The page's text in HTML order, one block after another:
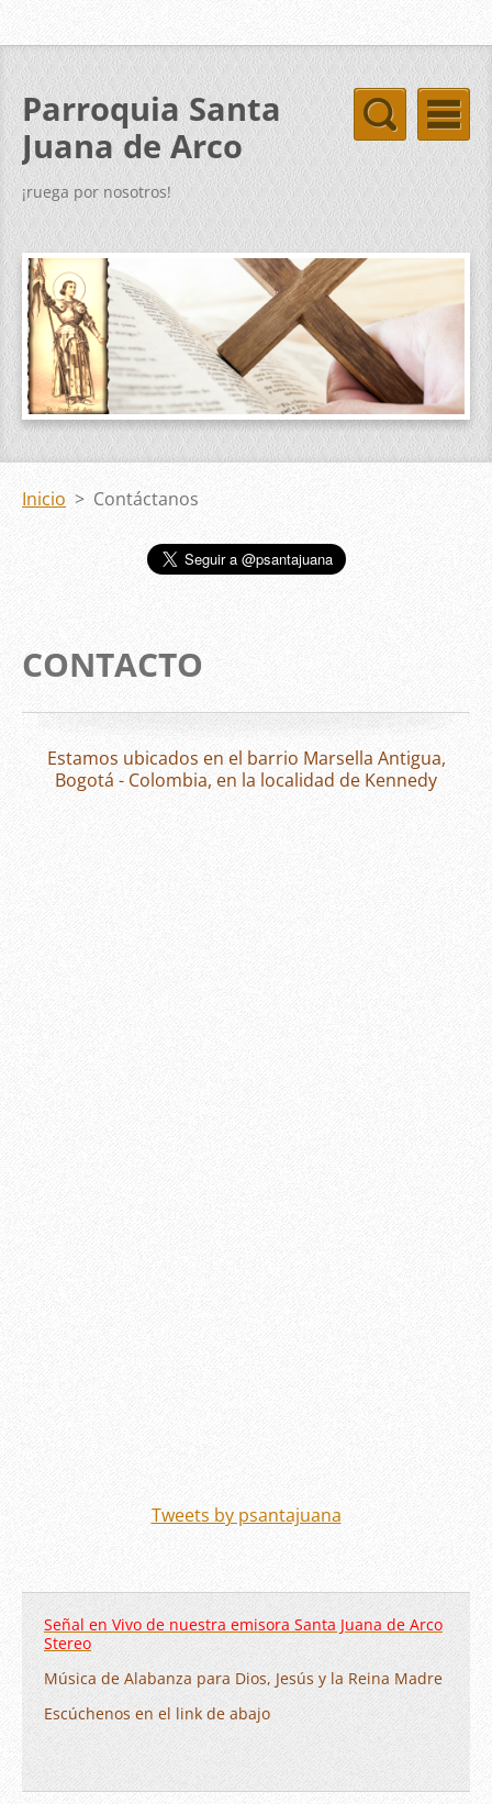
Parroquia Santa
Juana de Arco
¡ruega por nosotros!
Inicio > Contáctanos
CONTACTO
Estamos ubicados en el barrio Marsella Antigua,
Bogotá - Colombia, en la localidad de Kennedy
Tweets by psantajuana
Señal en Vivo de nuestra emisora Santa Juana de Arco
Stereo
Música de Alabanza para Dios, Jesús y la Reina Madre
Escúchenos en el link de abajo